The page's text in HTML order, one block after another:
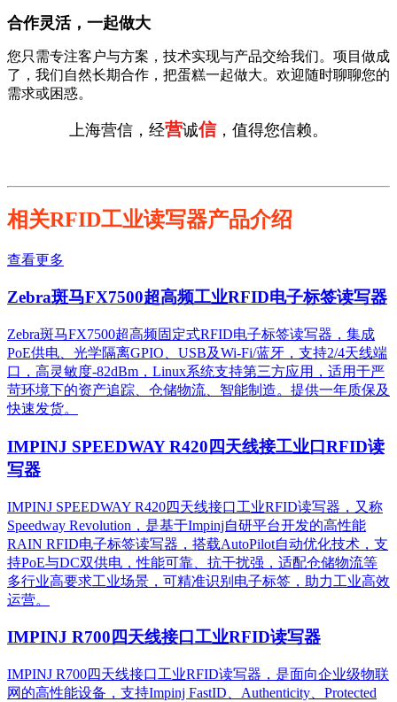
合作灵活，一起做大
您只需专注客户与方案，技术实现与产品交给我们。项目做成
了，我们自然长期合作，把蛋糕一起做大。欢迎随时聊聊您的
需求或困惑。
上海营信，经营诚信，值得您信赖。
相关RFID工业读写器产品介绍
查看更多
Zebra斑马FX7500超高频工业RFID电子标签读写器
Zebra斑马FX7500超高频固定式RFID电子标签读写器，集成
PoE供电、光学隔离GPIO、USB及Wi-Fi/蓝牙，支持2/4天线端
口，高灵敏度-82dBm，Linux系统支持第三方应用，适用于严
苛环境下的资产追踪、仓储物流、智能制造。提供一年质保及
快速发货。
IMPINJ SPEEDWAY R420四天线接工业口RFID读
写器
IMPINJ SPEEDWAY R420四天线接口工业RFID读写器，又称
Speedway Revolution，是基于Impinj自研平台开发的高性能
RAIN RFID电子标签读写器，搭载AutoPilot自动优化技术，支
持PoE与DC双供电，性能可靠、抗干扰强，适配仓储物流等
多行业高要求工业场景，可精准识别电子标签，助力工业高效
运营。​
IMPINJ R700四天线接口工业RFID读写器
IMPINJ R700四天线接口工业RFID读写器，是面向企业级物联
网的高性能设备，支持Impinj FastID、Authenticity、Protected